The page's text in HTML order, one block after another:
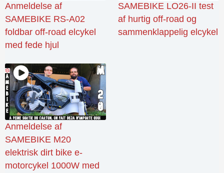
Anmeldelse af
SAMEBIKE RS-A02
foldbar off-road elcykel
med fede hjul
SAMEBIKE LO26-II test
af hurtig off-road og
sammenklappelig elcykel
Anmeldelse af
SAMEBIKE M20
elektrisk dirt bike e-
motorcykel 1000W med